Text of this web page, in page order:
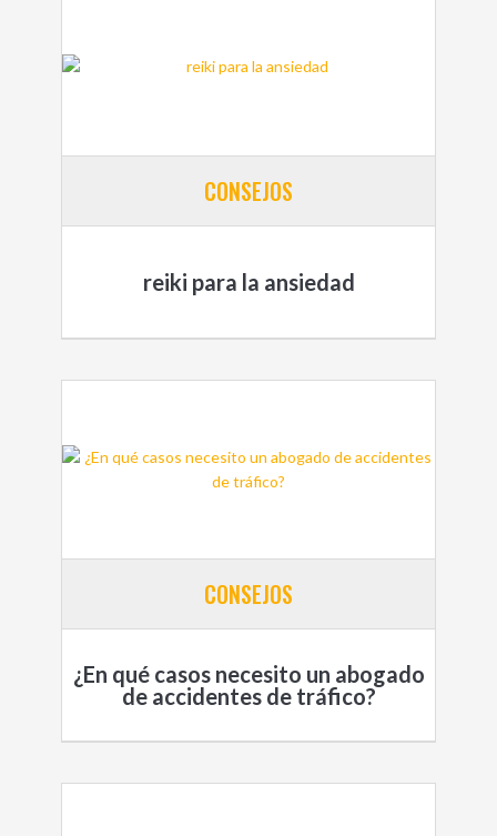
CONSEJOS
reiki para la ansiedad
CONSEJOS
¿En qué casos necesito un abogado
de accidentes de tráfico?